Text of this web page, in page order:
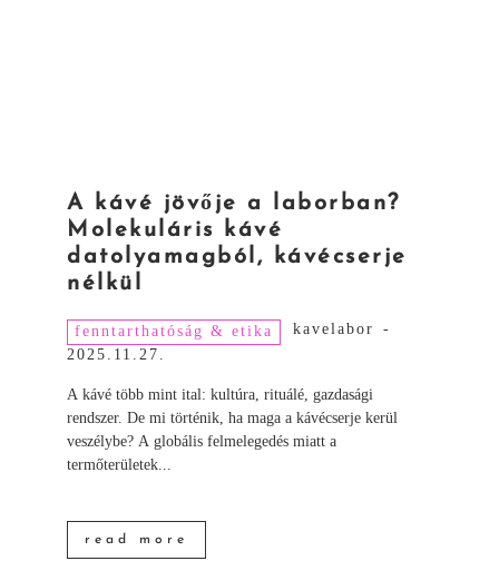
A kávé jövője a laborban?
Molekuláris kávé
datolyamagból, kávécserje
nélkül
fenntarthatóság & etika kavelabor
-
2025.11.27.
A kávé több mint ital: kultúra, rituálé, gazdasági
rendszer. De mi történik, ha maga a kávécserje kerül
veszélybe? A globális felmelegedés miatt a
termőterületek...
read more